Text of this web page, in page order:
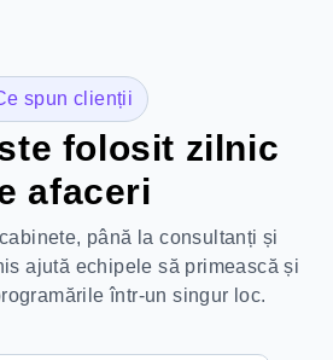
spun clienții
folosit zilnic
afaceri
până la consultanți și
ajută echipele să primească și
într-un singur loc.